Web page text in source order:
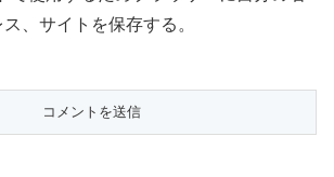
、サイトを保存する。